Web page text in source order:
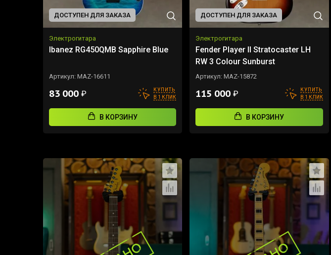
ДОСТУПЕН ДЛЯ ЗАКАЗА
Электрогитара
Ibanez RG450QMB Sapphire Blue
Артикул: MAZ-16611
83 000 ₽
КУПИТЬ
В 1 КЛИК
В КОРЗИНУ
ДОСТУПЕН ДЛЯ ЗАКАЗА
Электрогитара
Fender Player II Stratocaster LH
RW 3 Colour Sunburst
Артикул:MAZ-15872
115 000₽
КУПИТЬ
В 1 КЛИК
В КОРЗИНУ